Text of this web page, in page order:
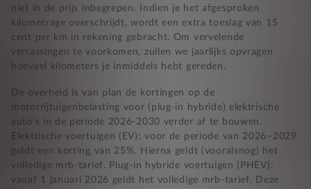
niet in de prijs inbegrepen. Indien je het afgesproken
kilometrage overschrijdt, wordt een extra toeslag van 15
cent per km in rekening gebracht. Om vervelende
verrassingen te voorkomen, zullen we jaarlijks opvragen
hoeveel kilometers je inmiddels hebt gereden.
De overheid is van plan de kortingen op de
motorrijtuigenbelasting voor (plug-in hybride) elektrische
auto’s in de periode 2026-2030 verder af te bouwen.
Elektrische voertuigen (EV): voor de periode van 2026–2029
geldt een korting van 25%. Hierna geldt (vooralsnog) het
volledige mrb-tarief. Plug-in hybride voertuigen (PHEV):
vanaf 1 januari 2026 geldt het volledige mrb-tarief. Deze